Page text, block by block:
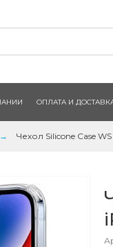
ОПЛАТА И
Чехол Silicone Case